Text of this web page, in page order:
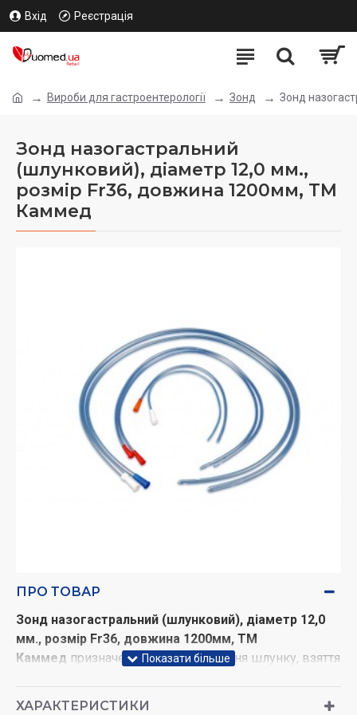
Вхід Реєстрація
Вироби для гастроентерології Зонд Зонд
Зонд назогастральний
(шлунковий), діаметр 12,0 мм.,
розмір Fr36, довжина 1200мм, ТМ
Каммед
ПРО ТОВАР
Зонд назогастральний (шлунковий), діаметр 12,0
мм., розмір Fr36, довжина 1200мм, ТМ
Каммед призначений для промивання шлунку, взяття
ХАРАКТЕРИСТИКИ